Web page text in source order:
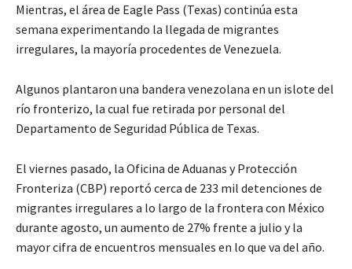
Mientras, el área de Eagle Pass (Texas) continúa esta
semana experimentando la llegada de migrantes
irregulares, la mayoría procedentes de Venezuela.
Algunos plantaron una bandera venezolana en un islote del
río fronterizo, la cual fue retirada por personal del
Departamento de Seguridad Pública de Texas.
El viernes pasado, la Oficina de Aduanas y Protección
Fronteriza (CBP) reportó cerca de 233 mil detenciones de
migrantes irregulares a lo largo de la frontera con México
durante agosto, un aumento de 27% frente a julio y la
mayor cifra de encuentros mensuales en lo que va del año.